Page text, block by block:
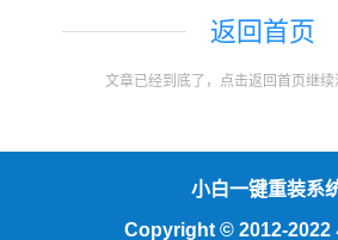
返回首页
文章已经到底了，点击返回首页继续
小白一键重装系
Copyright ©2012-2022